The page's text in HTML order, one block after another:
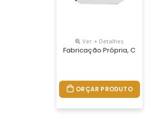
Ver + Detalhes
Fabricação Própria,
ORÇAR PRODUTO